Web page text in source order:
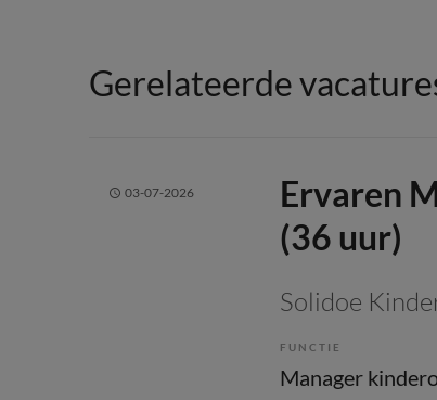
Gerelateerde
03-07-2026
Ervaren
(36 uur)
Solidoe
FUNCTIE
Manager